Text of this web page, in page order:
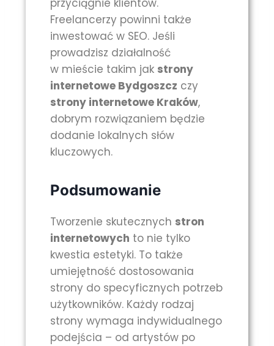
przyciągnie klientów.
Freelancerzy powinni także
inwestować w SEO. Jeśli
prowadzisz działalność
w mieście takim jak strony
internetowe Bydgoszcz czy
strony internetowe Kraków,
dobrym rozwiązaniem będzie
dodanie lokalnych słów
kluczowych.
Podsumowanie
Tworzenie skutecznych stron
internetowych to nie tylko
kwestia estetyki. To także
umiejętność dostosowania
strony do specyficznych potrzeb
użytkowników. Każdy rodzaj
strony wymaga indywidualnego
podejścia – od artystów po